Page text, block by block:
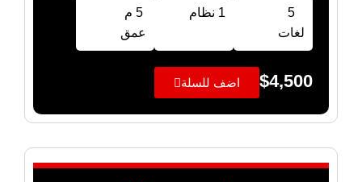
5
لغات
1 نظام
5 م
عمق
$4,500 اضف للسلة